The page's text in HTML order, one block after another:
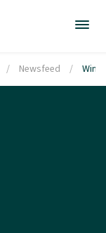
/ Newsfeed /